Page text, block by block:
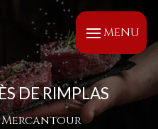
MENU
DE RIMPLAS
Mercantour